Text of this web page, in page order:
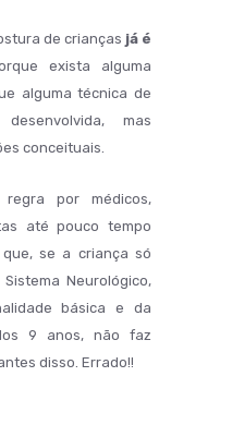
de crianças já é
exista alguma
alguma técnica de
mas
conceituais.
por médicos,
até pouco tempo
se a criança só
Neurológico,
básica e da
9 anos, não faz
disso. Errado!!